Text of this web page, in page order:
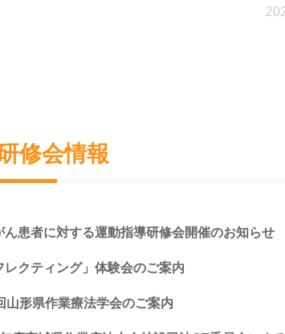
修会情報
ん患者に対する運動指導研修会開催のお知らせ
レクティング」体験会のご案内
山形県作業療法学会のご案内